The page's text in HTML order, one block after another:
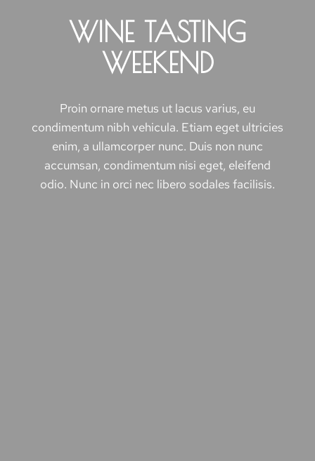
WINE TASTING
WEEKEND
Proin ornare metus ut lacus varius, eu
condimentum nibh vehicula. Etiam eget ultricies
enim, a ullamcorper nunc. Duis non nunc
accumsan, condimentum nisi eget, eleifend
odio. Nunc in orci nec libero sodales facilisis.